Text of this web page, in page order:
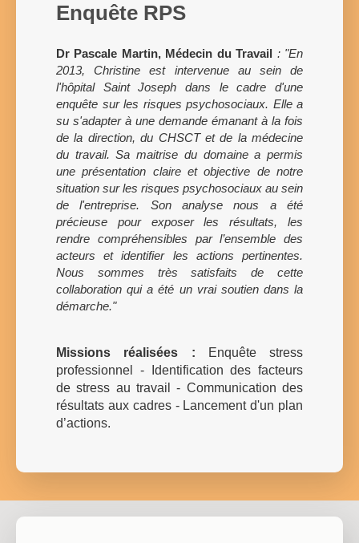
Enquête RPS
Dr Pascale Martin, Médecin du Travail : "En
2013, Christine est intervenue au sein de
l'hôpital Saint Joseph dans le cadre d'une
enquête sur les risques psychosociaux. Elle a
su s'adapter à une demande émanant à la fois
de la direction, du CHSCT et de la médecine
du travail. Sa maitrise du domaine a permis
une présentation claire et objective de notre
situation sur les risques psychosociaux au sein
de l'entreprise. Son analyse nous a été
précieuse pour exposer les résultats, les
rendre compréhensibles par l’ensemble des
acteurs et identifier les actions pertinentes.
Nous sommes très satisfaits de cette
collaboration qui a été un vrai soutien dans la
démarche."
Missions réalisées :
Enquête stress
professionnel - Identification des facteurs
de stress au travail - Communication des
résultats aux cadres - Lancement d'un plan
d’actions.